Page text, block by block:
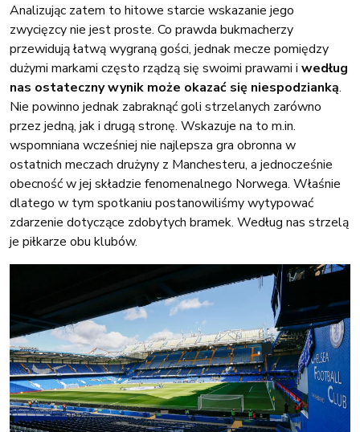
Analizując zatem to hitowe starcie wskazanie jego
zwycięzcy nie jest proste. Co prawda bukmacherzy
przewidują łatwą wygraną gości, jednak mecze pomiędzy
dużymi markami często rządzą się swoimi prawami i według
nas ostateczny wynik może okazać się niespodzianką.
Nie powinno jednak zabraknąć goli strzelanych zarówno
przez jedną, jak i drugą stronę. Wskazuje na to m.in.
wspomniana wcześniej nie najlepsza gra obronna w
ostatnich meczach drużyny z Manchesteru, a jednocześnie
obecność w jej składzie fenomenalnego Norwega. Właśnie
dlatego w tym spotkaniu postanowiliśmy wytypować
zdarzenie dotyczące zdobytych bramek. Według nas strzelą
je piłkarze obu klubów.